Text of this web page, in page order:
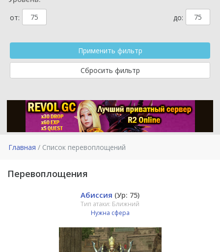
от: до:
Главная Список перевоплощений
Перевоплощения
Абиссия (Ур: 75)
Тип атаки: Ближний
Нужна сфера